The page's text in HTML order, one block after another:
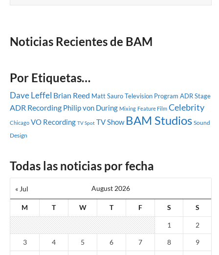
Noticias Recientes de BAM
Por Etiquetas…
Dave Leffel Brian Reed Matt SauroTelevision Program ADR Stage
ADR Recording Philip von During Mixing Feature Film Celebrity
Chicago VO Recording TV Spot TV Show BAM Studios Sound
Design
Todas las noticias por fecha
August 2026
M T W T F S S
« Jul
1 2
3 4 5 6 7 8 9